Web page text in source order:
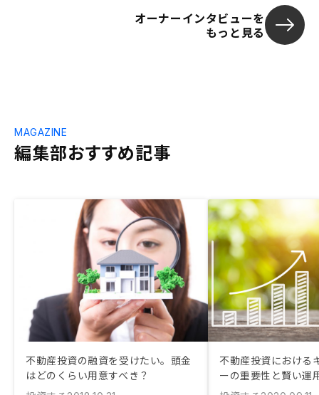
オーナーインタビューを
もっと見る
編集部おすすめ記事
MAGAZINE
不動産投資の融資を受けたい。頭金
はどのくらい用意すべき？
不動産投資における
ーの重要性と賢い運